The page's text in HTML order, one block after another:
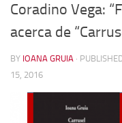
Coradino Vega:
acerca de
BY IOANA GRUIA ·
15, 2016